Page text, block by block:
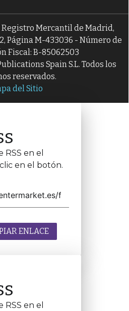
Registro Mercantil de Madrid,
Página M-433036 - Número de
Fiscal: B-85062503
Spain S.L. Todos los
reservados.
del Sitio
RSS en el
en el botón.
ENLACE
RSS en el